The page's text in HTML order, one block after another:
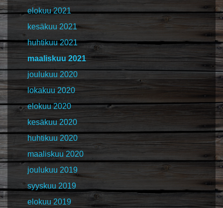
elokuu 2021
kesäkuu 2021
huhtikuu 2021
maaliskuu 2021
joulukuu 2020
lokakuu 2020
elokuu 2020
kesäkuu 2020
huhtikuu 2020
maaliskuu 2020
joulukuu 2019
syyskuu 2019
elokuu 2019